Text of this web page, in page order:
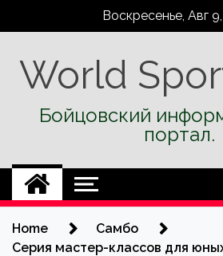
Воскресенье, Авг
World
Бойцовский
портал.
Home
Самбо
Серия мастер-классов для